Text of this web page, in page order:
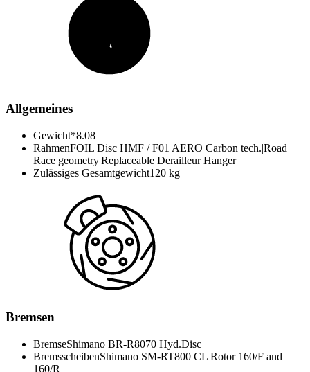
Allgemeines
Gewicht*8.08
RahmenFOIL Disc HMF / F01 AERO Carbon tech.|Road
Race geometry|Replaceable Derailleur Hanger
Zulässiges Gesamtgewicht120 kg
Bremsen
BremseShimano BR-R8070 Hyd.Disc
BremsscheibenShimano SM-RT800 CL Rotor 160/F and
160/R